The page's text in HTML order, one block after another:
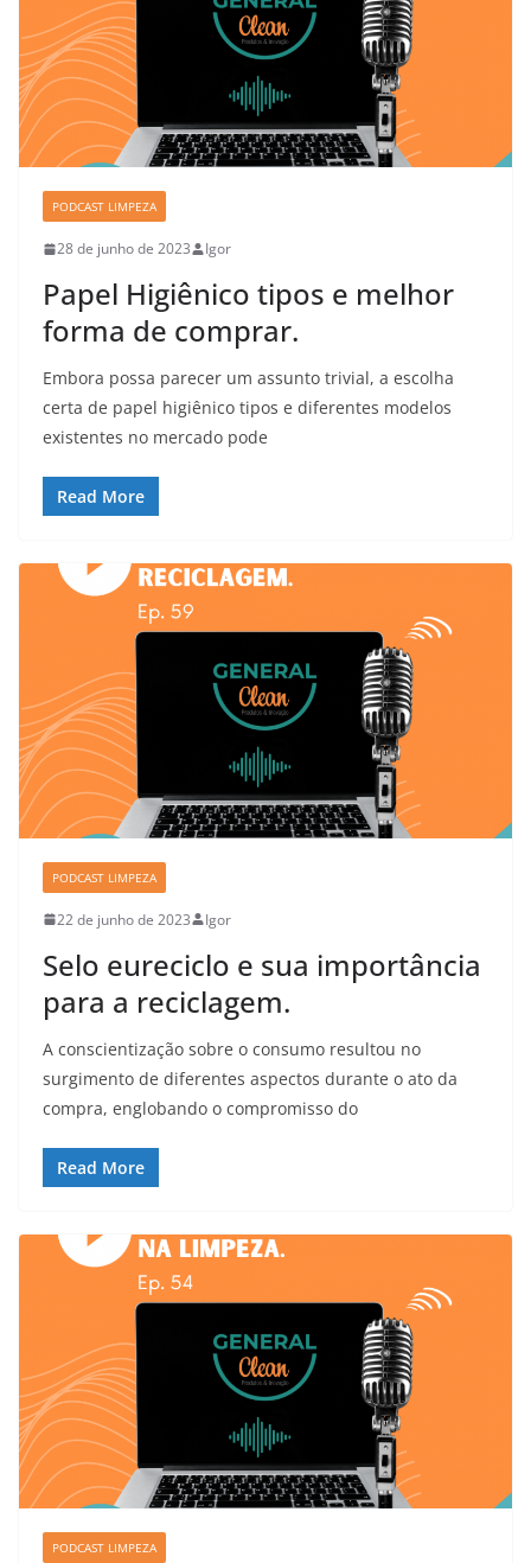
PODCAST LIMPEZA
28 de junho de 2023 Igor
Papel Higiênico tipos e melhor
forma de comprar.
Embora possa parecer um assunto trivial, a escolha
certa de papel higiênico tipos e diferentes modelos
existentes no mercado pode
Read More
PODCAST LIMPEZA
22 de junho de 2023 Igor
Selo eureciclo e sua importância
para a reciclagem.
A conscientização sobre o consumo resultou no
surgimento de diferentes aspectos durante o ato da
compra, englobando o compromisso do
Read More
PODCAST LIMPEZA